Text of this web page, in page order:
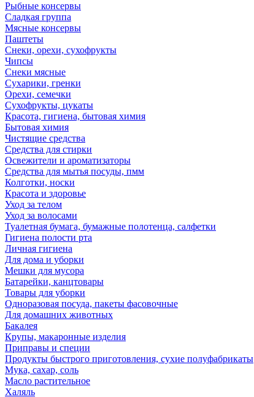
Рыбные консервы
Сладкая группа
Мясные консервы
Паштеты
Снеки, орехи, сухофрукты
Чипсы
Снеки мясные
Сухарики, гренки
Орехи, семечки
Сухофрукты, цукаты
Красота, гигиена, бытовая химия
Бытовая химия
Чистящие средства
Средства для стирки
Освежители и ароматизаторы
Средства для мытья посуды, пмм
Колготки, носки
Красота и здоровье
Уход за телом
Уход за волосами
Туалетная бумага, бумажные полотенца, салфетки
Гигиена полости рта
Личная гигиена
Для дома и уборки
Мешки для мусора
Батарейки, канцтовары
Товары для уборки
Одноразовая посуда, пакеты фасовочные
Для домашних животных
Бакалея
Крупы, макаронные изделия
Приправы и специи
Продукты быстрого приготовления, сухие полуфабрикаты
Мука, сахар, соль
Масло растительное
Халяль